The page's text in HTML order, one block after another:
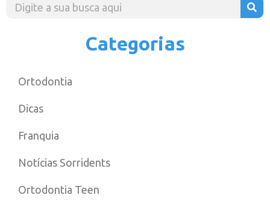
Categorias
Ortodontia
Dicas
Franquia
Notícias Sorridents
Ortodontia Teen